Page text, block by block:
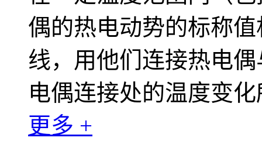
偶的热电动势的标称
线，用他们连接热电
电偶连接处的温度变
更多 +